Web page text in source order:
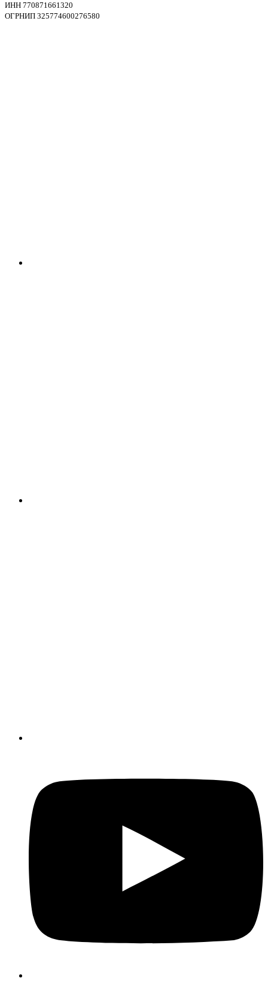
ИНН 770871661320
ОГРНИП 325774600276580